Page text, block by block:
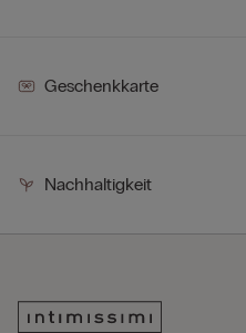
Geschenkkarte
Nachhaltigkeit